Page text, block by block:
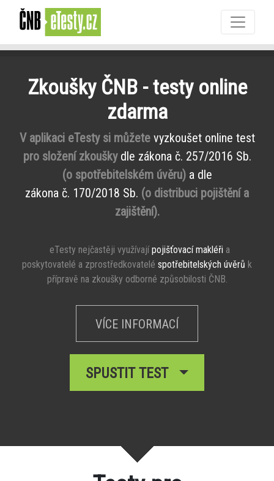
Zkoušky ČNB - testy online
zdarma
V aplikaci eTesty si můžetevyzkoušet online test
pro složení zkoušky dle zákona č. 257/2016 Sb.
(o spotřebitelském úvěru)a dle
zákona č. 170/2018 Sb. (o distribuci pojištění a
zajištění).
eTesty nejčastěji využívajípojišťovací makléři a
poskytovatelé a zprostředkovatelé spotřebitelských úvěrů k
přípravě na zkoušky odborné způsobilosti ČNB.
VÍCE INFORMACÍ
SPUSTIT TEST